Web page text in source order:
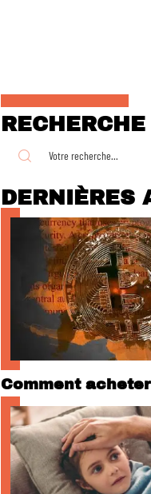
RECHERCHE
DERNIÈRES
Comment